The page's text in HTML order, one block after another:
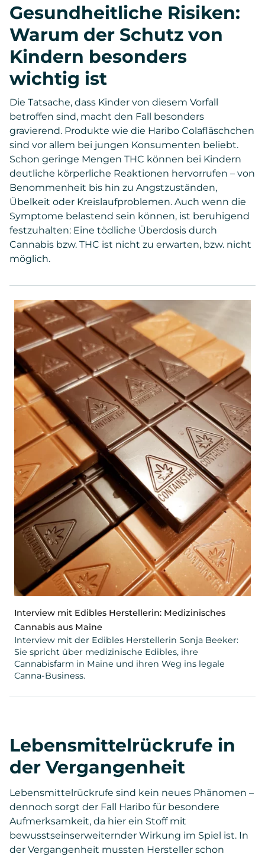
Gesundheitliche Risiken:
Warum der Schutz von
Kindern besonders
wichtig ist
Die Tatsache, dass Kinder von diesem Vorfall
betroffen sind, macht den Fall besonders
gravierend. Produkte wie die Haribo Colafläschchen
sind vor allem bei jungen Konsumenten beliebt.
Schon geringe Mengen THC können bei Kindern
deutliche körperliche Reaktionen hervorrufen – von
Benommenheit bis hin zu Angstzuständen,
Übelkeit oder Kreislaufproblemen. Auch wenn die
Symptome belastend sein können, ist beruhigend
festzuhalten: Eine tödliche Überdosis durch
Cannabis bzw. THC ist nicht zu erwarten, bzw. nicht
möglich.
Interview mit Edibles Herstellerin: Medizinisches
Cannabis aus Maine
Interview mit der Edibles Herstellerin Sonja Beeker:
Sie spricht über medizinische Edibles, ihre
Cannabisfarm in Maine und ihren Weg ins legale
Canna-Business.
Lebensmittelrückrufe in
der Vergangenheit
Lebensmittelrückrufe sind kein neues Phänomen –
dennoch sorgt der Fall Haribo für besondere
Aufmerksamkeit, da hier ein Stoff mit
bewusstseinserweiternder Wirkung im Spiel ist. In
der Vergangenheit mussten Hersteller schon